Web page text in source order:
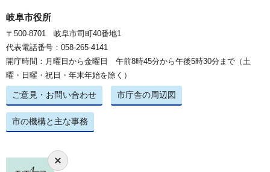
岐阜市役所
〒500-8701 岐阜市司町40番地1
代表電話番号：058-265-4141
開庁時間：月曜日から金曜日 午前8時45分から午後5時30分まで（土
曜・日曜・祝日・年末年始を除く）
ご意見・お問い合わせ 市庁舎の周辺図
市の機構と主な事務